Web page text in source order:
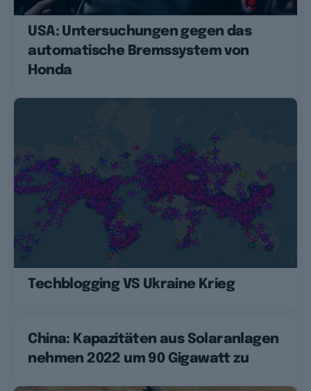
USA: Untersuchungen gegen das
automatische Bremssystem von
Honda
Techblogging VS Ukraine Krieg
China: Kapazitäten aus Solaranlagen
nehmen 2022 um 90 Gigawatt zu